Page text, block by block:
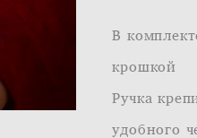
В
крошкой
Ручка
удобного